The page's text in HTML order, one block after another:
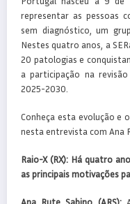
representar as pessoas
sem diagnóstico, um
Nestes quatro anos, a
20 patologias e
a participação na
2025-2030.
Conheça esta evolução e
nesta entrevista com Ana
Raio-X (RX): Há quatro
as principais motivações